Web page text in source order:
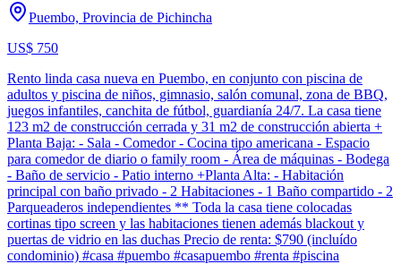
Puembo, Provincia de Pichincha
US$ 750
Rento linda casa nueva en Puembo, en conjunto con piscina de
adultos y piscina de niños, gimnasio, salón comunal, zona de BBQ,
juegos infantiles, canchita de fútbol, guardianía 24/7. La casa tiene
123 m2 de construcción cerrada y 31 m2 de construcción abierta +
Planta Baja: - Sala - Comedor - Cocina tipo americana - Espacio
para comedor de diario o family room - Área de máquinas - Bodega
- Baño de servicio - Patio interno +Planta Alta: - Habitación
principal con baño privado - 2 Habitaciones - 1 Baño compartido - 2
Parqueaderos independientes ** Toda la casa tiene colocadas
cortinas tipo screen y las habitaciones tienen además blackout y
puertas de vidrio en las duchas Precio de renta: $790 (incluído
condominio) #casa #puembo #casapuembo #renta #piscina